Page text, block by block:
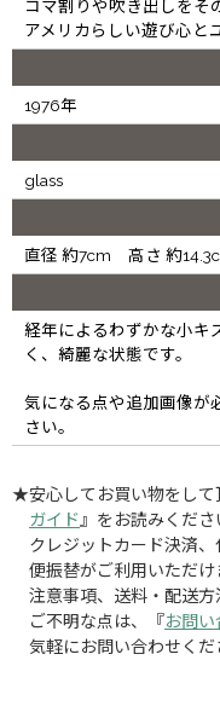
コマ割りや吹き出しをそ
アメリカらしい遊び心と
1976年
glass
直径 約7cm 高さ 約
経年によるわずかな小キ
く、綺麗な状態です。
気になる点や追加画像が
さい。
★安心してお買い物をして
ガイド 』をお読みくださ
クレジットカード決済
便振替がご利用いただけ
注意事項、送料・配送方
ご不明な点は、『お問
気軽にお問い合わせくだ